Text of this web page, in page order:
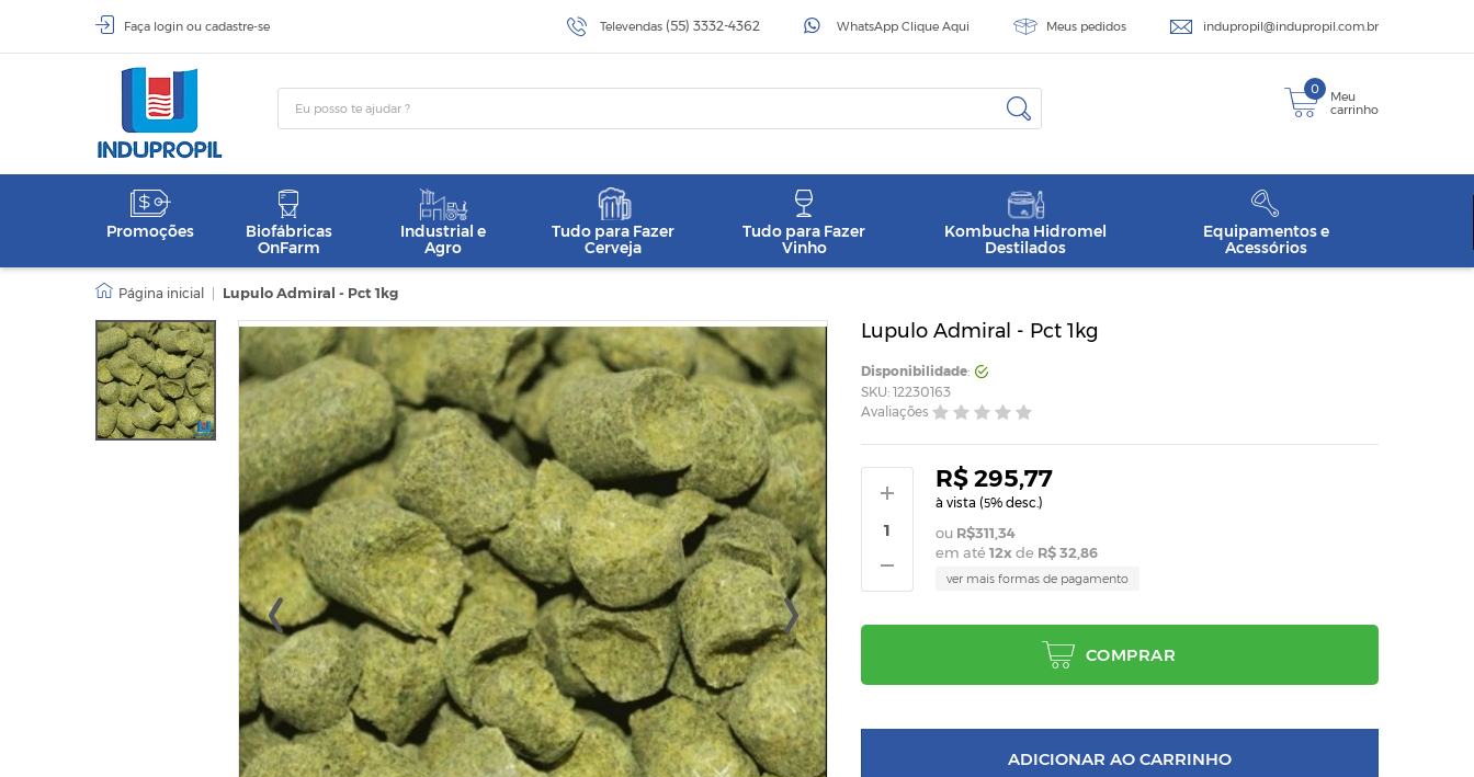
Faça login ou cadastre-se Televendas (55) 3332-4362 WhatsApp Clique Aqui Meus pedidos indupropil@indupropil.com.br
0
Meu
carrinho
Promoções
Biofábricas
OnFarm
Industrial e
Agro
Tudo para Fazer
Cerveja
Tudo para Fazer
Vinho
Kombucha Hidromel
Destilados
Equipamentos e
Acessórios
Lupulo Admiral - Pct 1kg
Lupulo Admiral - Pct 1kg
Disponibilidade:
SKU: 12230163
Avaliações
R$ 295,77
à vista (5% desc.)
R$311,34
em até 12x de R$ 32,86
ver mais formas de pagamento
COMPRAR
ADICIONAR AO CARRINHO